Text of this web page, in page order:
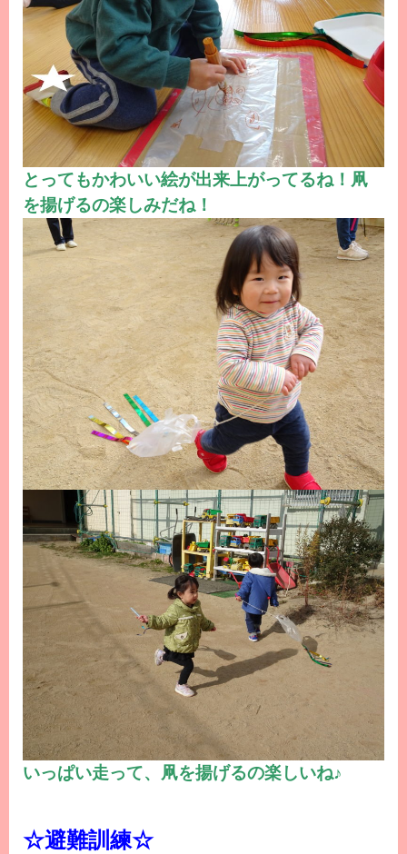
とってもかわいい絵が出来上がってるね！凧
を揚げるの楽しみだね！
いっぱい走って、凧を揚げるの楽しいね♪
☆避難訓練☆